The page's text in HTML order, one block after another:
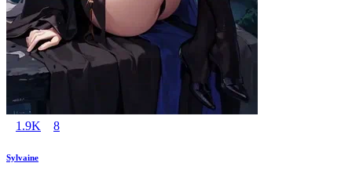
1.9K 8
Sylvaine